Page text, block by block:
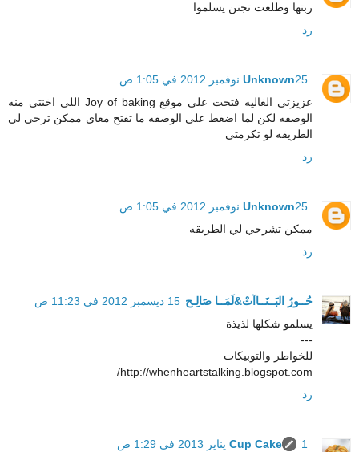
ربتها وطلعت تجنن يسلموا
رد
Unknown25 نوفمبر 2012 في 1:05 ص
عزيزتي الغاليه فتحت على موقع Joy of baking اللي اخنتي منه
الوصفه لكن لما اضغط على الوصفه ما تفتح معاي ممكن ترحي لي
الطريقه لو تكرمتي
رد
Unknown25 نوفمبر 2012 في 1:05 ص
ممكن تشرحي لي الطريقه
رد
حُــورُ البَــنَــاآتْ&لَمَــا صَالِـح 15 ديسمبر 2012 في 11:23 ص
يسلمو شكلها لذيذة
---
للخواطر والتوبيكات
http://whenheartstalking.blogspot.com/
رد
Cup Cake
1 يناير 2013 في 1:29 ص